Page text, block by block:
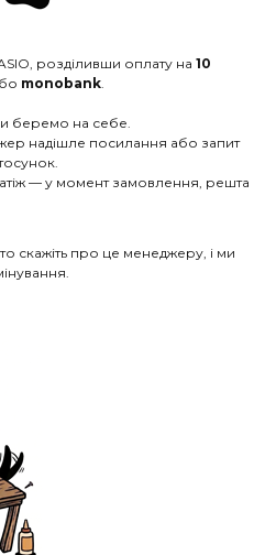
розділивши оплату на 10
monobank.
беремо на себе.
надішле посилання або запит
— у момент замовлення, решта
скажіть про це менеджеру, і ми